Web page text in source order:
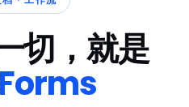
切，就是